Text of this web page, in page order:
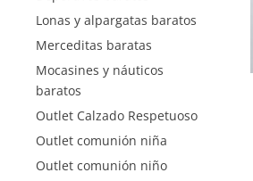
Lonas y alpargatas baratos
Merceditas baratas
Mocasines y náuticos
baratos
Outlet Calzado Respetuoso
Outlet comunión niña
Outlet comunión niño